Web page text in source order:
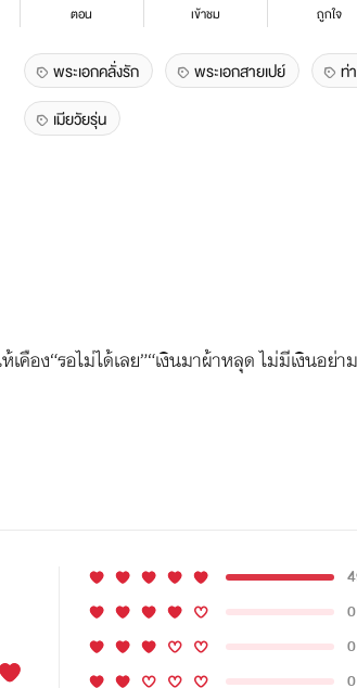
ตอน เข้าชม ถูกใจ
พระเอกคลั่งรัก พระเอกสายเปย์ ท่
เมียวัยรุ่น
คือง“รอไม่ได้เลย”“เงินมาผ้าหลุด ไม่มีเงินอ
0
0
0